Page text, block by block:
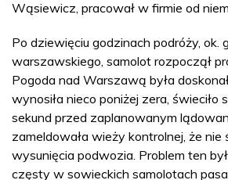
Wąsiewicz, pracował w firmie od
Po dziewięciu godzinach podróży, ok.
warszawskiego, samolot rozpoczął
Pogoda nad Warszawą była
wynosiła nieco poniżej zera, świeciło
sekund przed zaplanowanym
zameldowała wieży kontrolnej, że
wysunięcia podwozia. Problem ten
częsty w sowieckich samolotach